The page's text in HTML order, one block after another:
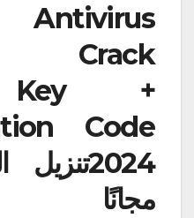
Crack
Key +
مجانًا